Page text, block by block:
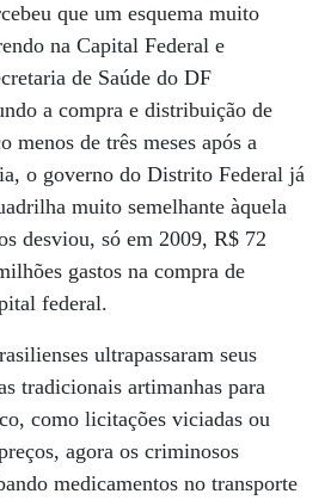
que um esquema muito
na Capital Federal e
de Saúde do DF
a compra e distribuição de
menos de três meses após a
o governo do Distrito Federal já
muito semelhante àquela
desviou, só em 2009, R$ 72
gastos na compra de
federal.
ultrapassaram seus
tradicionais artimanhas para
como licitações viciadas ou
agora os criminosos
medicamentos no transporte